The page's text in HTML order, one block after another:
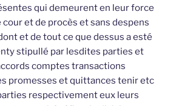
qui demeurent en leur force
et de procès et sans despens
et de tout ce que dessus a esté
stipullé par lesdites parties et
comptes transactions
promesses et quittances tenir etc
respectivement eux leurs